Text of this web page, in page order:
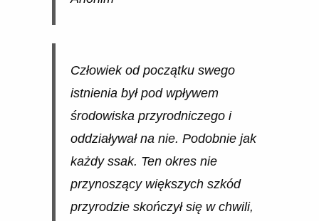
Człowiek od początku swego
istnienia był pod wpływem
środowiska przyrodniczego i
oddziaływał na nie. Podobnie jak
każdy ssak. Ten okres nie
przynoszący większych szkód
przyrodzie skończył się w chwili,